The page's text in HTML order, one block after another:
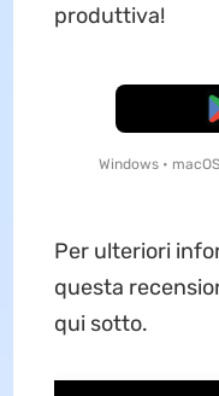
produttiva!
Windows •
Per ulteriori
questa
qui sotto.